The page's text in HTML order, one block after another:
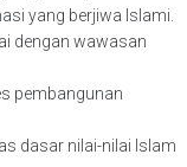
yang berjiwa Islami.
dengan wawasan
pembangunan
dasar nilai-nilai Islam